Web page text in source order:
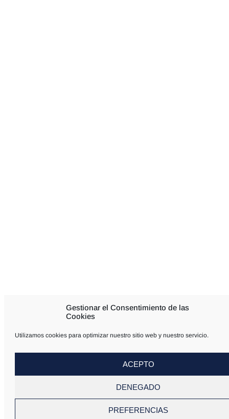
Gestionar el Consentimiento de las
Cookies
Utilizamos cookies para optimizar nuestro sitio web y nuestro servicio.
ACEPTO
DENEGADO
PREFERENCIAS